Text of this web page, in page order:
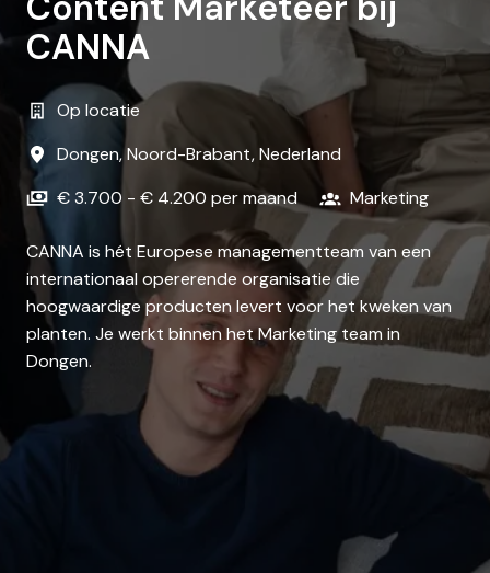
CANNA
Op locatie
Dongen,Noord-Brabant,Nederland
€ 3.700 - € 4.200 per maand
Marketing
CANNA is hét Europese managementteam van een
internationaal opererende organisatie die
hoogwaardige producten levert voor het kweken van
planten. Je werkt binnen het Marketing team in
Dongen.